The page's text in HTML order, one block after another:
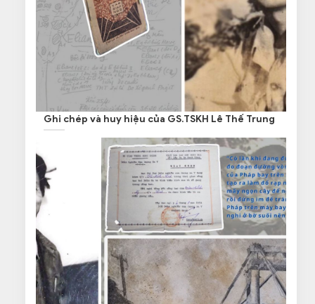
Ghi chép và huy hiệu của GS.TSKH Lê Thế Trung